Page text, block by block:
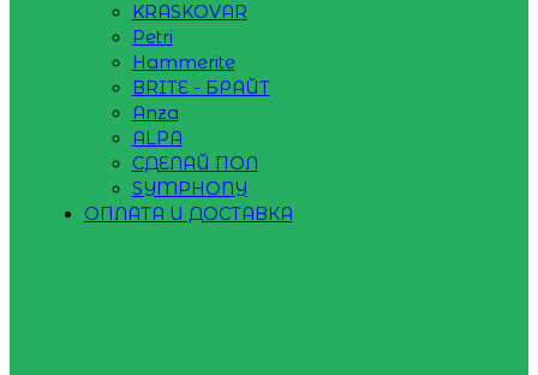
KRASKOVAR
Petri
Hammerite
BRITE - БРАЙТ
Anza
ALPA
СДЕЛАЙ ПОЛ
SYMPHONY
ОПЛАТА И ДОСТАВКА